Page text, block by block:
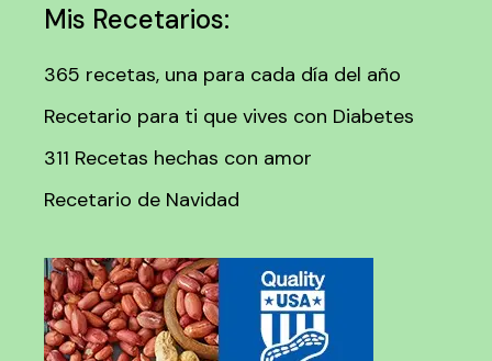
Mis Recetarios:
365 recetas, una para cada día del año
Recetario para ti que vives con Diabetes
311 Recetas hechas con amor
Recetario de Navidad